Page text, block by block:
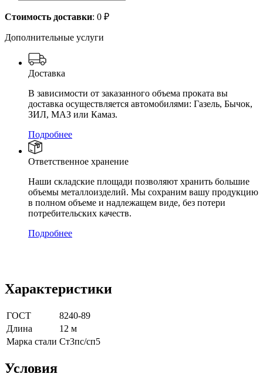
Стоимость доставки: 0 ₽
Дополнительные услуги
Доставка
В зависимости от заказанного объема проката вы
доставка осуществляется автомобилями: Газель, Бычок,
ЗИЛ, МАЗ или Камаз.
Подробнее
Ответственное хранение
Наши складские площади позволяют хранить большие
объемы металлоизделий. Мы сохраним вашу продукцию
в полном объеме и надлежащем виде, без потери
потребительских качеств.
Подробнее
Характеристики
ГОСТ
8240-89
Длина
12 м
Марка стали Ст3пс/сп5
Условия